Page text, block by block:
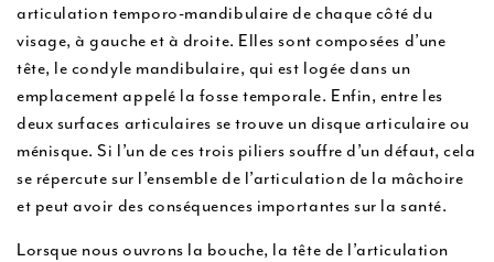
articulation temporo-mandibulaire de chaque côté du
visage, à gauche et à droite. Elles sont composées d’une
tête, le condyle mandibulaire, qui est logée dans un
emplacement appelé la fosse temporale. Enfin, entre les
deux surfaces articulaires se trouve un disque articulaire ou
ménisque. Si l’un de ces trois piliers souffre d’un défaut, cela
se répercute sur l’ensemble de l’articulation de la mâchoire
et peut avoir des conséquences importantes sur la santé.
Lorsque nous ouvrons la bouche, la tête de l’articulation